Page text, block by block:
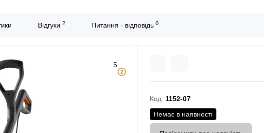
Відгуки 2 Питання - відповідь 0
5
2
Код: 1152-07
Немає в наявності